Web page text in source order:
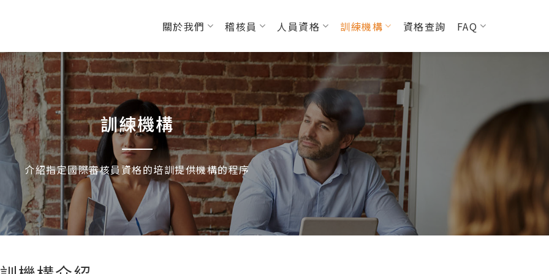
關於我們 稽核員 人員資格 訓練機構 資格查詢 FAQ
訓練機構
介紹指定國際審核員資格的培訓提供機構的程序